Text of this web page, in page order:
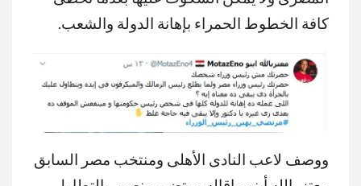
كافة الخطوط الحمراء بإهانة الدولة والشعب.
ووصف لاعب النادى الأهلى ومنتخب مصر السابق